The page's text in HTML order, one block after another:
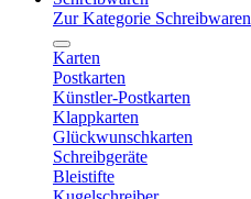
Zur Kategorie Schreibwaren
Karten
Postkarten
Künstler-Postkarten
Klappkarten
Glückwunschkarten
Schreibgeräte
Bleistifte